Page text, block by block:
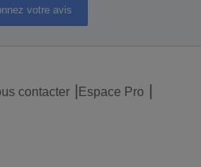
votre avis
contacter
Espace Pro